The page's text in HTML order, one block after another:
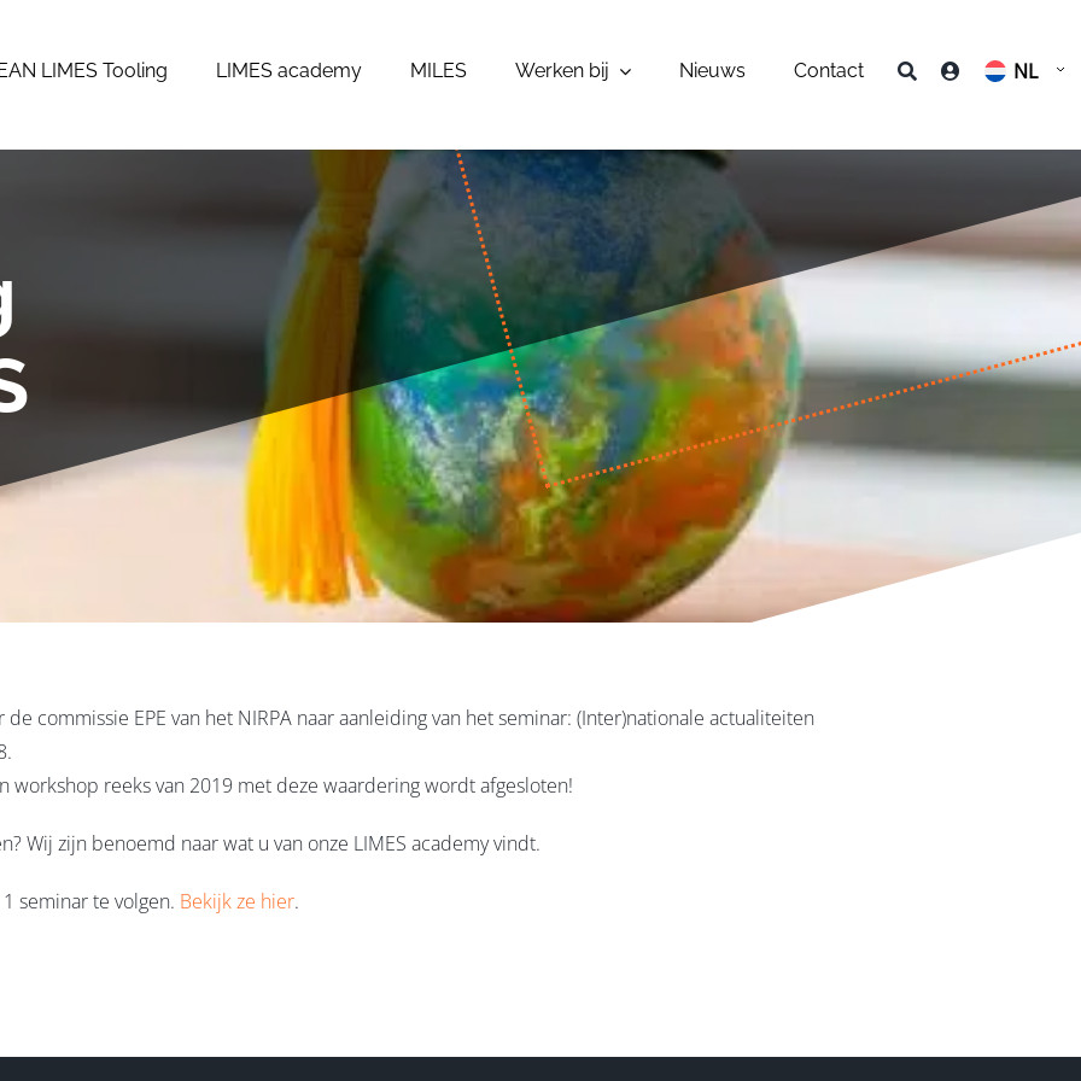
LIMES Tooling LIMES academy MILES Werken bij Nieuws Contact NL
commissie EPE van het NIRPA naar aanleiding van het seminar: (Inter)nationale actualiteiten
workshop reeks van 2019 met deze waardering wordt afgesloten!
Wij zijn benoemd naar wat u van onze LIMES academy vindt.
seminar te volgen. Bekijk ze hier.